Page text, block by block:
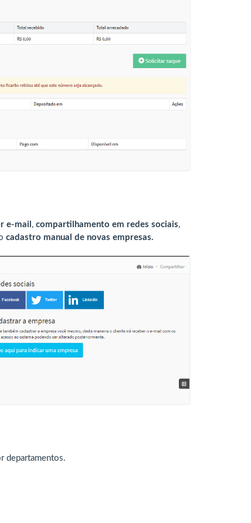
e-mail , compartilhamento em redes sociais,
cadastro manual de novas empresas.
departamentos.